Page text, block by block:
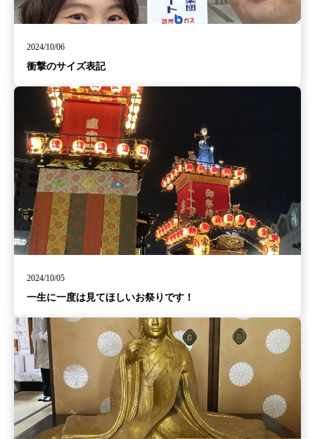
2024/10/06
衝撃のサイズ表記
2024/10/05
一生に一度は見てほしいお祭りです！